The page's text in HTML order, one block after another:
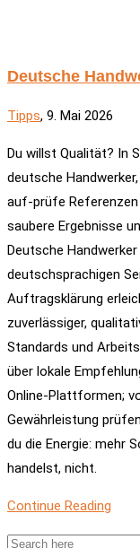
Deutsche
Tipps, 9. Mai 2026
Du willst Qualität? In
deutsche
auf-prüfe Referenzen
saubere Ergebnisse
Deutsche
deutschsprachigen
Auftragsklärung
zuverlässiger,
Standards und
über lokale
Online-Plattformen;
Gewährleistung
du die Energie: mehr
handelst, nicht.
Continue Reading